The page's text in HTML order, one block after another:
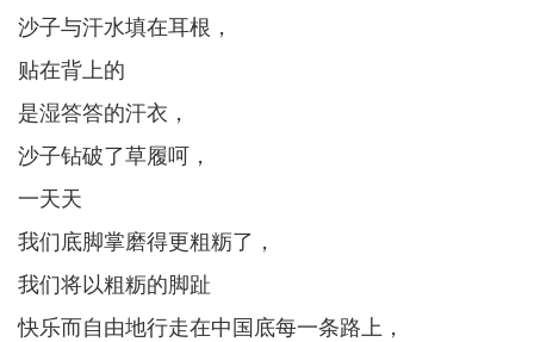
沙子与汗水填在耳根，
贴在背上的
是湿答答的汗衣，
沙子钻破了草履呵，
一天天
我们底脚掌磨得更粗粝了，
我们将以粗粝的脚趾
快乐而自由地行走在中国底每一条路上，